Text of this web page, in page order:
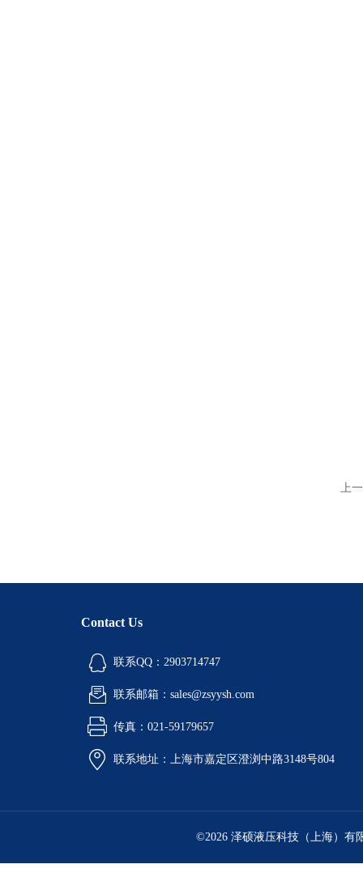
上
Contact Us
联系QQ：2903714747
联系邮箱：sales@zsyysh.com
传真：021-59179657
联系地址：上海市嘉定区澄浏中路3148号804
©2026 泽硕液压科技（上海）有